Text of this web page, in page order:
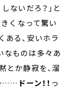
ないだろ？」と
きくなって驚い
ある、安いホラ
なものは多々あ
とか静寂を、溜
…… ドーン！！ っ